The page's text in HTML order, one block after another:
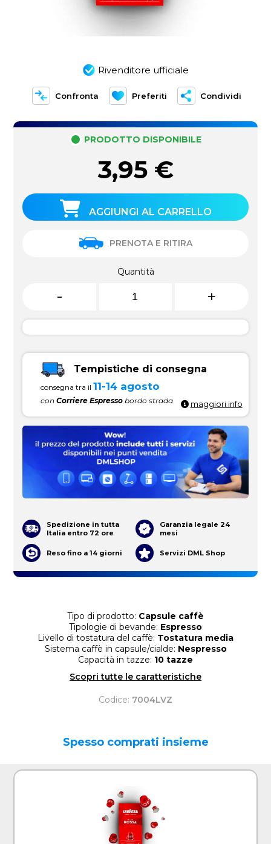
Rivenditore ufficiale
Confronta Preferiti Condividi
Tipo di prodotto: Capsule caffè
Tipologie di bevande: Espresso
Livello di tostatura del caffè: Tostatura media
Sistema caffè in capsule/cialde: Nespresso
Capacità in tazze: 10 tazze
Scopri tutte le caratteristiche
Codice: 7004LVZ
PRODOTTO DISPONIBILE
3,95 €
AGGIUNGI AL CARRELLO
PRENOTA E RITIRA
Quantità
- +
Tempistiche di consegna
consegna tra il 11-14 agosto
conCorriere Espresso bordo strada maggiori info
Spedizione in tutta
Italia entro 72 ore
Garanzia legale 24
mesi
Reso fino a 14 giorni Servizi DML Shop
Spesso comprati insieme